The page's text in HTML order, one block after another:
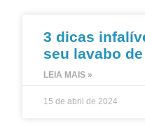
3 dicas
seu lavabo
LEIA MAIS »
15 de abril de 2024